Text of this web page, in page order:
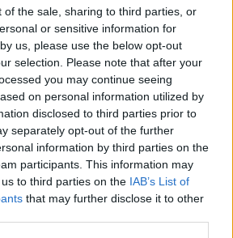
of the sale, sharing to third parties, or
or sensitive information for
us, please use the below opt-out
selection. Please note that after your
you may continue seeing
on personal information utilized by
disclosed to third parties prior to
separately opt-out of the further
information by third parties on the
participants. This information may
to third parties on the IAB’s List of
that may further disclose it to other
all’assemblea
center: si organizza in
mobilitazione contro